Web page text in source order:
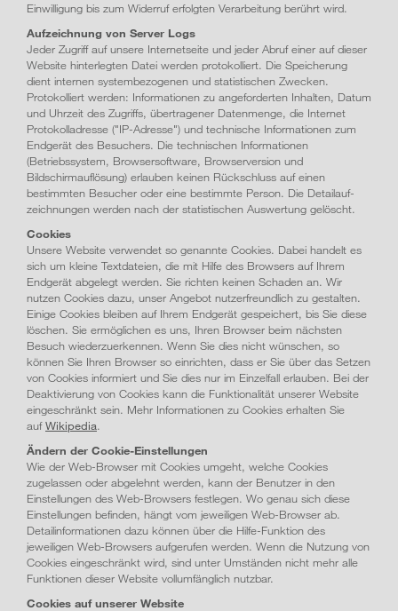
Einwilligung bis zum Widerruf erfolgten Verarbeitung berührt wird.
Aufzeichnung von Server Logs
Jeder Zugriff auf unsere Internetseite und jeder Abruf einer auf dieser
Website hinterlegten Datei werden protokolliert. Die Speicherung
dient internen systembezogenen und statistischen Zwecken.
Protokolliert werden: Informationen zu angeforderten Inhalten, Datum
und Uhrzeit des Zugriffs, übertragener Datenmenge, die Internet
Protokolladresse ("IP-Adresse") und technische Informationen zum
Endgerät des Besuchers. Die technischen Informationen
(Betriebssystem, Browsersoftware, Browserversion und
Bildschirmauflösung) erlauben keinen Rückschluss auf einen
bestimmten Besucher oder eine bestimmte Person. Die Detail­auf­
zeichnungen werden nach der statistischen Auswertung gelöscht.
Cookies
Unsere Website verwendet so genannte Cookies. Dabei handelt es
sich um kleine Textdateien, die mit Hilfe des Browsers auf Ihrem
Endgerät abgelegt werden. Sie richten keinen Schaden an. Wir
nutzen Cookies dazu, unser Angebot nutzerfreundlich zu gestalten.
Einige Cookies bleiben auf Ihrem Endgerät gespeichert, bis Sie diese
löschen. Sie ermöglichen es uns, Ihren Browser beim nächsten
Besuch wiederzuerkennen. Wenn Sie dies nicht wünschen, so
können Sie Ihren Browser so einrichten, dass er Sie über das Setzen
von Cookies informiert und Sie dies nur im Einzelfall erlauben. Bei der
Deaktivierung von Cookies kann die Funktionalität unserer Website
eingeschränkt sein. Mehr Informationen zu Cookies erhalten Sie
aufWikipedia.
Ändern der Cookie-Einstellungen
Wie der Web-Browser mit Cookies umgeht, welche Cookies
zugelassen oder abgelehnt werden, kann der Benutzer in den
Einstellungen des Web-Browsers festlegen. Wo genau sich diese
Einstellungen befinden, hängt vom jeweiligen Web-Browser ab.
Detailinformationen dazu können über die Hilfe-Funktion des
jeweiligen Web-Browsers aufgerufen werden. Wenn die Nutzung von
Cookies eingeschränkt wird, sind unter Umständen nicht mehr alle
Funktionen dieser Website vollumfänglich nutzbar.
Cookies auf unserer Website